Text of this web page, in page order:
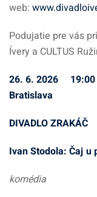
web:
Podujatie pre vás
Ívery a CULTUS
26. 6. 2026 19:00
Bratislava
DIVADLO ZRAKÁČ
Ivan Stodola: Čaj u
komédia